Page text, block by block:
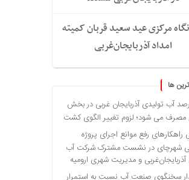
مرکزی عید سعید قربان کمیته
امداد آذربایجان‌غربی
ها
درصد آب تولیدی آذربایجان غربی در بخش
مصرف می شود؛ لزوم تغییر الگوی کشت
راهکارهای رفع موانع اجرای پروژه
شهرچای در نشست مشترک شرکت آب
و مدیریت شهری ارومیه
سخنگوی صنعت آب نسبت به استمرار